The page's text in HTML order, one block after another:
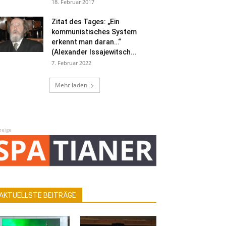
18. Februar 2017
Zitat des Tages: „Ein
kommunistisches System
erkennt man daran…“
(Alexander Issajewitsch...
7. Februar 2022
Mehr laden
BEITRÄGE